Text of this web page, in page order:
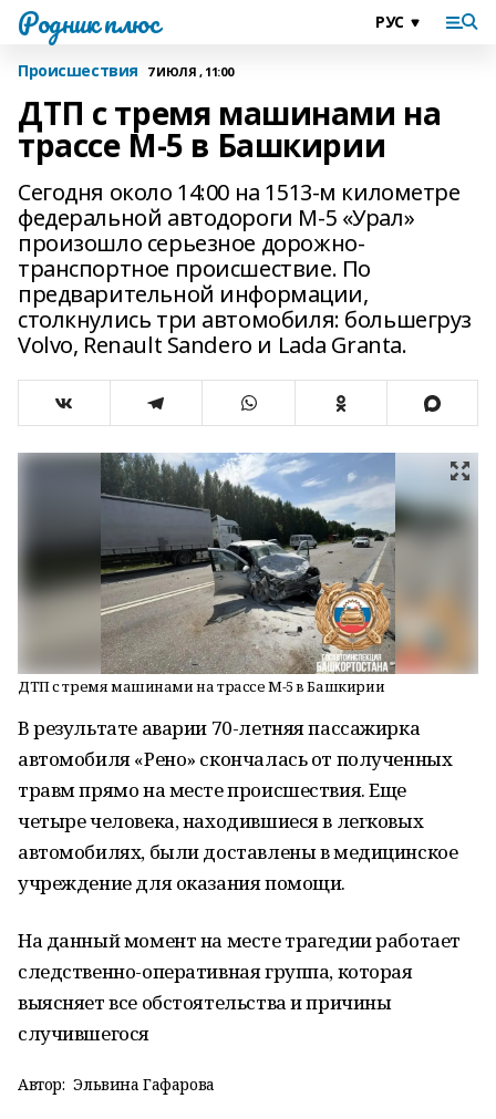
Родник плюс
Происшествия 7 ИЮЛЯ , 11:00
ДТП с тремя машинами на
трассе М-5 в Башкирии
Сегодня около 14:00 на 1513-м километре
федеральной автодороги М-5 «Урал»
произошло серьезное дорожно-
транспортное происшествие. По
предварительной информации,
столкнулись три автомобиля: большегруз
Volvo, Renault Sandero и Lada Granta.
ДТП с тремя машинами на трассе М-5 в Башкирии
В результате аварии 70-летняя пассажирка
автомобиля «Рено» скончалась от полученных
травм прямо на месте происшествия. Еще
четыре человека, находившиеся в легковых
автомобилях, были доставлены в медицинское
учреждение для оказания помощи.
На данный момент на месте трагедии работает
следственно-оперативная группа, которая
выясняет все обстоятельства и причины
случившегося
Автор: Эльвина Гафарова